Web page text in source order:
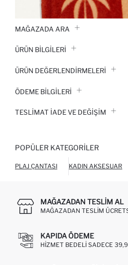
MAĞAZADA ARA
ÜRÜN BILGILERI
ÜRÜN DEĞERLENDİRMELERİ
ÖDEME BİLGİLERİ
TESLIMAT İADE VE DEĞIŞIM
POPÜLER KATEGORILER
PLAJ ÇANTASI KADIN AKSESUAR
MAĞAZADAN TESLIM AL
MAĞAZADAN TESLIM
KAPIDA ÖDEME
HIZMET BEDELI SADECE